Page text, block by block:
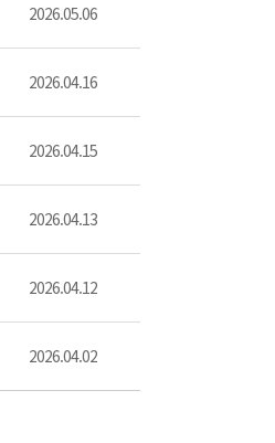
2026.05.06
2026.04.16
2026.04.15
2026.04.13
2026.04.12
2026.04.02